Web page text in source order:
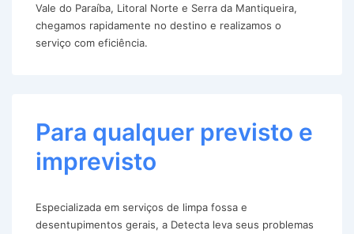
Vale do Paraíba, Litoral Norte e Serra da Mantiqueira,
chegamos rapidamente no destino e realizamos o
serviço com eficiência.
Para qualquer previsto e
imprevisto
Especializada em serviços de limpa fossa e
desentupimentos gerais, a Detecta leva seus problemas